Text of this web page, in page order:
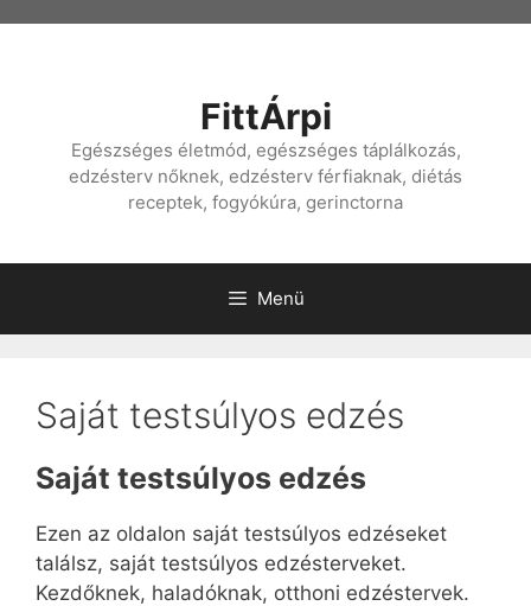
FittÁrpi
Egészséges életmód, egészséges táplálkozás,
edzésterv nőknek, edzésterv férfiaknak, diétás
receptek, fogyókúra, gerinctorna
Menü
Saját testsúlyos edzés
Saját testsúlyos edzés
Ezen az oldalon saját testsúlyos edzéseket
találsz, saját testsúlyos edzésterveket.
Kezdőknek, haladóknak, otthoni edzéstervek.